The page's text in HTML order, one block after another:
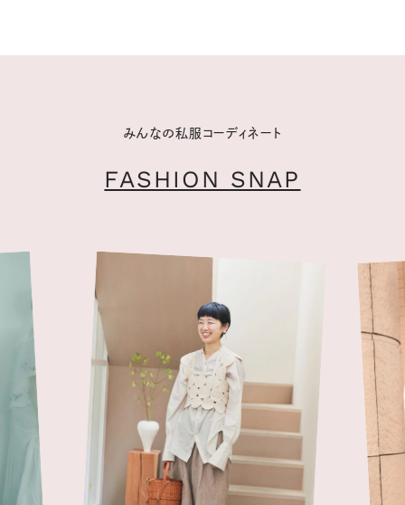
みんなの私服コーディネート
FASHION SNAP